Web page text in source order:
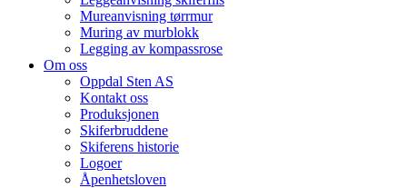
Mureanvisning tørrmur
Muring av murblokk
Legging av kompassrose
Om oss
Oppdal Sten AS
Kontakt oss
Produksjonen
Skiferbruddene
Skiferens historie
Logoer
Åpenhetsloven